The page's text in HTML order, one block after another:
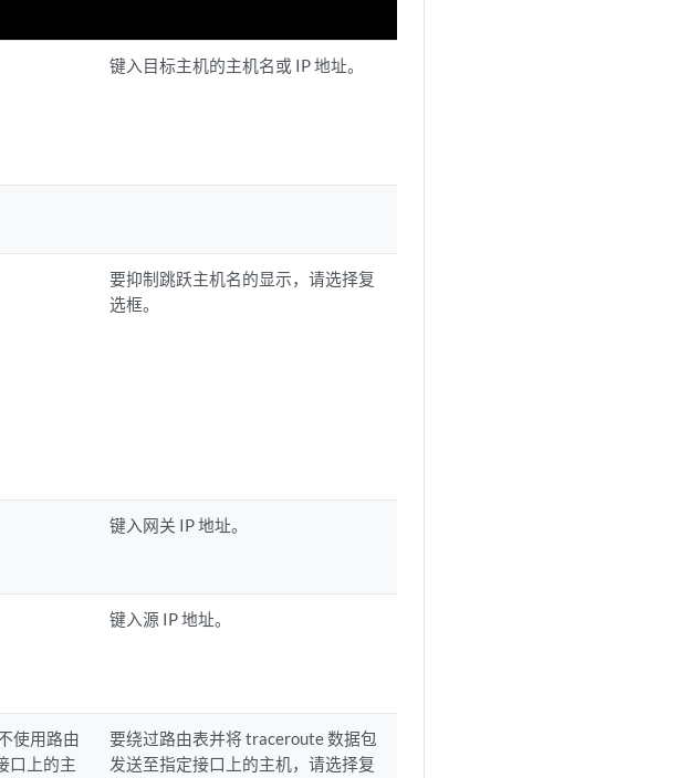
键入目标主机的主机名或 IP 地址。
要抑制跳跃主机名的显示，请选择复
选框。
键入网关 IP 地址。
键入源 IP 地址。
使用路由
口上的主
要绕过路由表并将 traceroute 数据包
发送至指定接口上的主机，请选择复